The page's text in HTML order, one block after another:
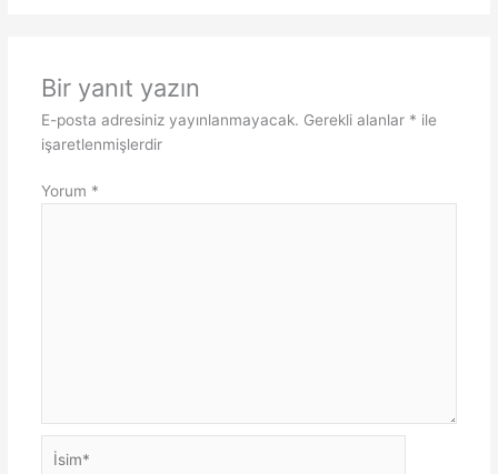
Bir yanıt yazın
E-posta adresiniz yayınlanmayacak. Gerekli alanlar * ile
işaretlenmişlerdir
Yorum *